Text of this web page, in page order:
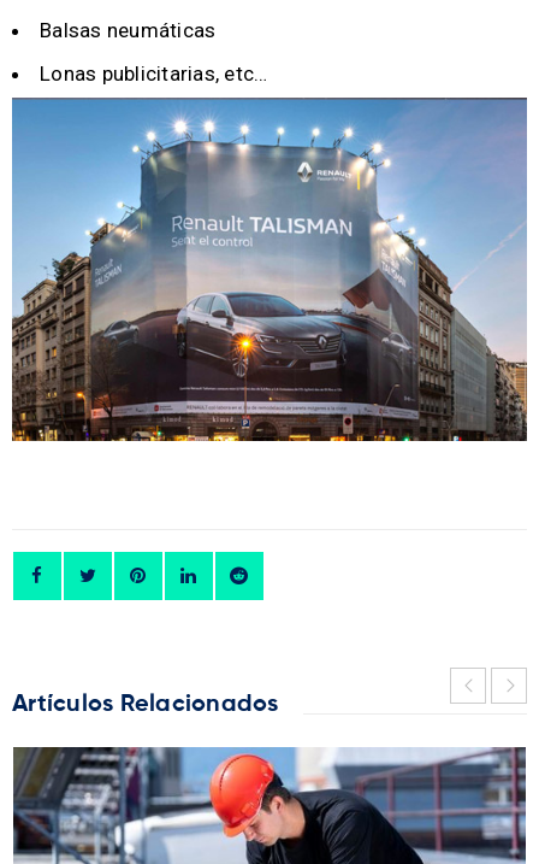
Balsas neumáticas
Lonas publicitarias, etc…
Artículos Relacionados